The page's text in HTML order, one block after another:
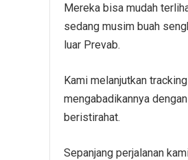
Mereka bisa mudah
sedang musim buah
luar Prevab.
Kami melanjutkan
mengabadikannya
beristirahat.
Sepanjang perjalanan